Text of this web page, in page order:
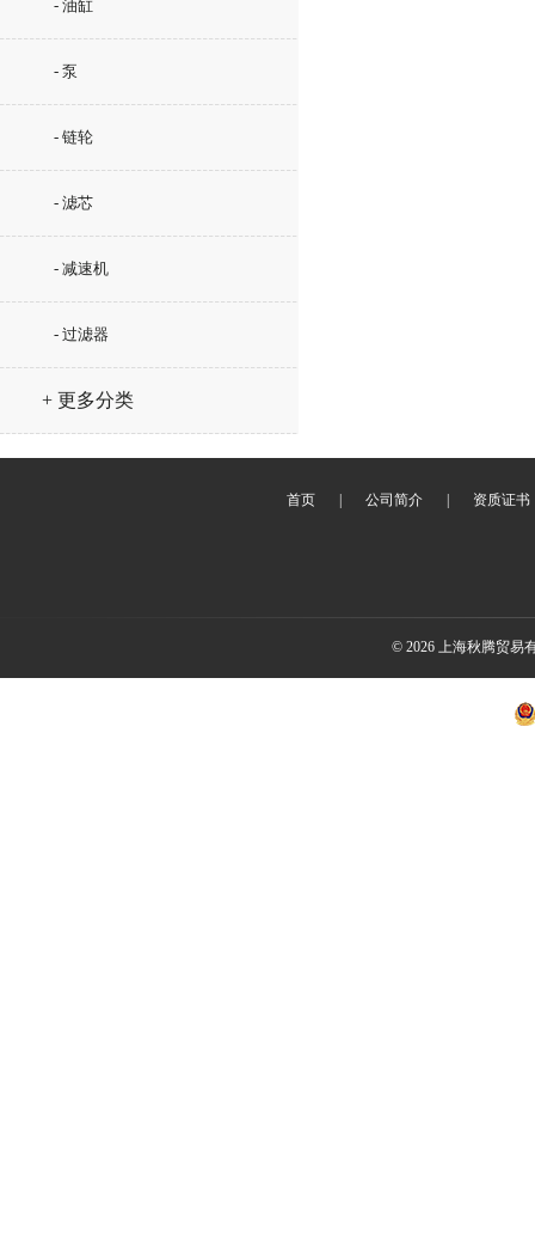
- 油缸
- 泵
- 链轮
- 滤芯
- 减速机
- 过滤器
+ 更多分类
首页 公司简介 资质证书
© 2026 上海秋腾贸易